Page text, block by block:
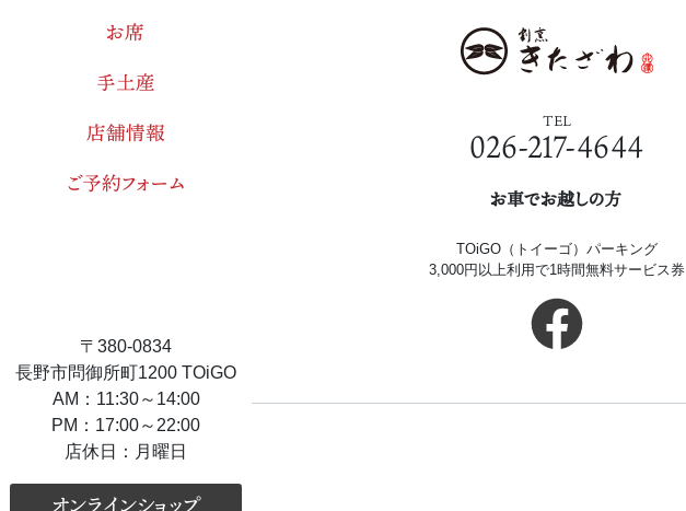
お席
手土産
店舗情報
ご予約フォーム
〒380-0834
長野市問御所町1200 TOiGO
AM：11:30～14:00
PM：17:00～22:00
店休日：月曜日
TEL
026-217-4644
お車でお越しの方
TOiGO（トイーゴ）パーキング
3,000円以上利用で1時間無料サービス券